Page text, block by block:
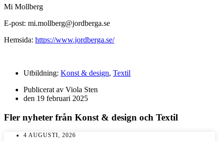
Mi Mollberg
E-post: mi.mollberg@jordberga.se
Hemsida: https://www.jordberga.se/
Utbildning: Konst & design, Textil
Publicerat av Viola Sten
den 19 februari 2025
Fler nyheter från Konst & design och Textil
4 AUGUSTI, 2026